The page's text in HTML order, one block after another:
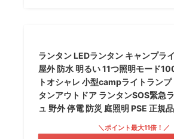
ランタン LEDランタン キャンプラ
屋外 防水 明るい 11つ照明モード
トオシャレ 小型campライトラン
タンアウトドア ランタンSOS緊急
ュ 野外 停電 防災 庭照明 PSE 正規品
＼ポイント最大11倍！／